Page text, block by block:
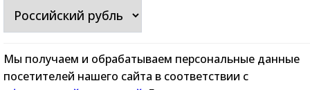
Мы получаем и обрабатываем персональные данные
посетителей нашего сайта в соответствии с